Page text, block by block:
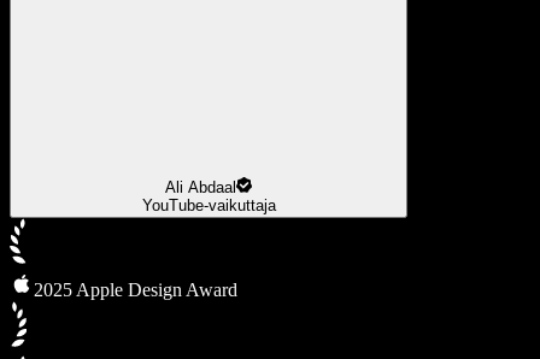
Ali Abdaal
YouTube-vaikuttaja
2025 Apple Design Award